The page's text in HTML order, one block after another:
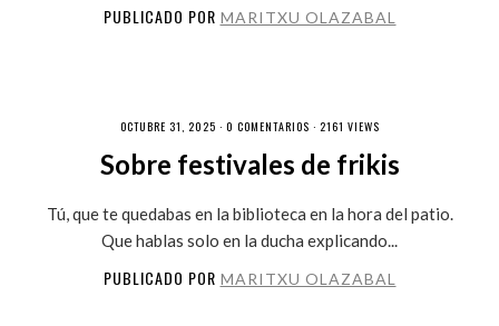
PUBLICADO POR MARITXU OLAZABAL
OCTUBRE 31, 2025 · 0 COMENTARIOS · 2161 VIEWS
Sobre festivales de frikis
Tú, que te quedabas en la biblioteca en la hora del patio.
Que hablas solo en la ducha explicando...
PUBLICADO POR MARITXU OLAZABAL